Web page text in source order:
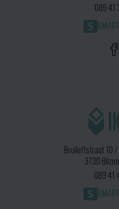
089 41
Bruiloftstraat 10
3730
089 41